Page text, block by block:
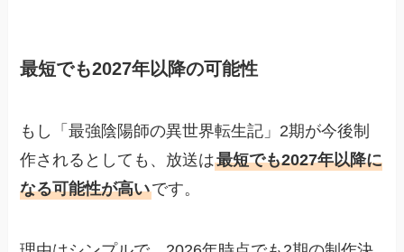
最短でも2027年以降の可能性
もし「最強陰陽師の異世界転生記」2期が今後制
作されるとしても、放送は最短でも2027年以降に
なる可能性が高いです。